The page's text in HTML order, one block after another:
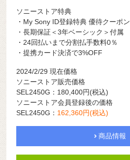
ソニーストア特典
・My Sony ID登録特典 優待クーポン
・長期保証＜3年ベーシック＞付属
・24回払いまで分割払手数料0％
・提携カード決済で3%OFF
2024/2/29 現在価格
ソニーストア販売価格
SEL2450G ：180,400円(税込)
ソニーストア会員登録後の価格
SEL2450G： 162,360円(税込)
商品情報